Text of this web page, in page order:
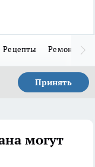
Рецепты Ремонт
Принять
могут